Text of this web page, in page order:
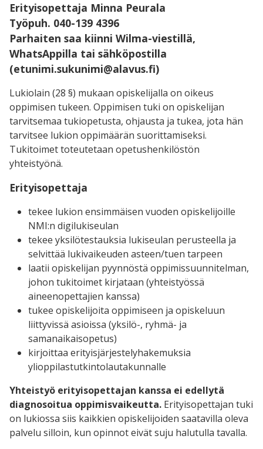
Erityisopettaja Minna Peurala
Työpuh. 040-139 4396
Parhaiten saa kiinni Wilma-viestillä,
WhatsAppilla tai sähköpostilla
(etunimi.sukunimi@alavus.fi)
Lukiolain (28 §) mukaan opiskelijalla on oikeus
oppimisen tukeen. Oppimisen tuki on opiskelijan
tarvitsemaa tukiopetusta, ohjausta ja tukea, jota hän
tarvitsee lukion oppimäärän suorittamiseksi.
Tukitoimet toteutetaan opetushenkilöstön
yhteistyönä.
Erityisopettaja
tekee lukion ensimmäisen vuoden opiskelijoille
NMI:n digilukiseulan
tekee yksilötestauksia lukiseulan perusteella ja
selvittää lukivaikeuden asteen/tuen tarpeen
laatii opiskelijan pyynnöstä oppimissuunnitelman,
johon tukitoimet kirjataan (yhteistyössä
aineenopettajien kanssa)
tukee opiskelijoita oppimiseen ja opiskeluun
liittyvissä asioissa (yksilö-, ryhmä- ja
samanaikaisopetus)
kirjoittaa erityisjärjestelyhakemuksia
ylioppilastutkintolautakunnalle
Yhteistyö erityisopettajan kanssa ei edellytä
diagnosoitua oppimisvaikeutta. Erityisopettajan tuki
on lukiossa siis kaikkien opiskelijoiden saatavilla oleva
palvelu silloin, kun opinnot eivät suju halutulla tavalla.